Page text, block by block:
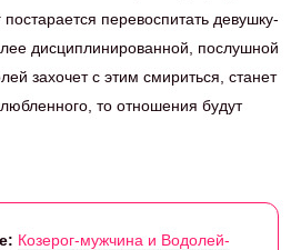
перевоспитать девушку-
дисциплинированной, послушной
захочет с этим смириться, станет
то отношения будут
Козерог-мужчина и Водолей-